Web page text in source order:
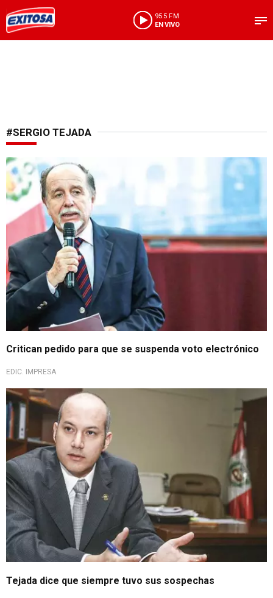
95.5 FM
EN VIVO
#SERGIO TEJADA
Critican pedido para que se suspenda voto electrónico
EDIC. IMPRESA
Tejada dice que siempre tuvo sus sospechas